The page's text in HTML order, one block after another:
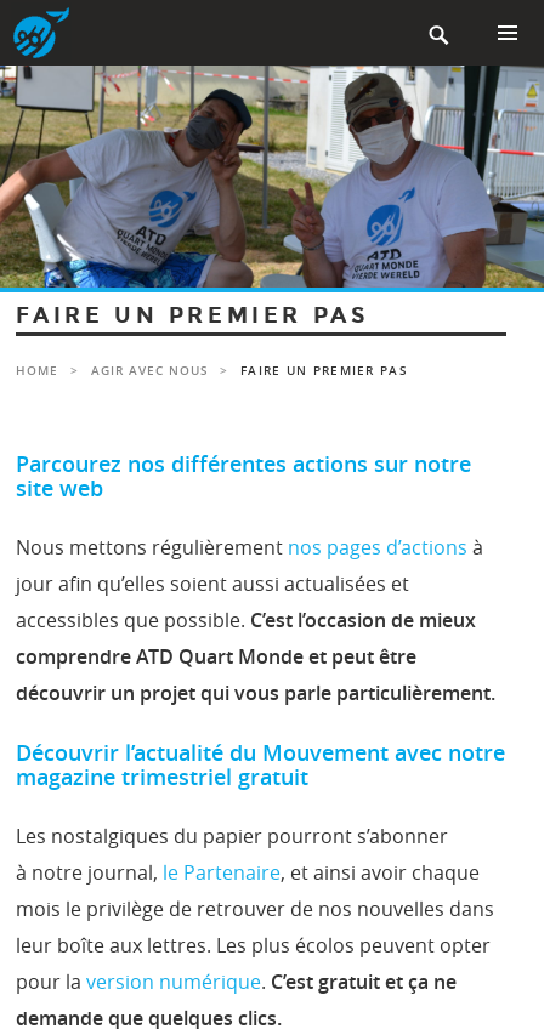
Aller
au
contenu
principal

MENU
FAIRE UN PREMIER PAS
HOME > AGIR AVEC NOUS > FAIRE UN PREMIER PAS
Parcourez nos différentes actions sur notre
site web
Nous mettons régulièrement nos pages d’actions à
jour afin qu’elles soient aussi actualisées et
accessibles que possible. C’est l’occasion de mieux
comprendre ATD Quart Monde et peut être
découvrir un projet qui vous parle particulièrement.
Découvrir l’actualité du Mouvement avec notre
magazine trimestriel gratuit
Les nostalgiques du papier pourront s’abonner
à notre journal, le Partenaire, et ainsi avoir chaque
mois le privilège de retrouver de nos nouvelles dans
leur boîte aux lettres. Les plus écolos peuvent opter
pour laversion numérique. C’est gratuit et ça ne
demande que quelques clics.